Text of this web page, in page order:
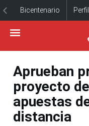
Bicentenario
Aprueban
proyecto
apuestas
distancia